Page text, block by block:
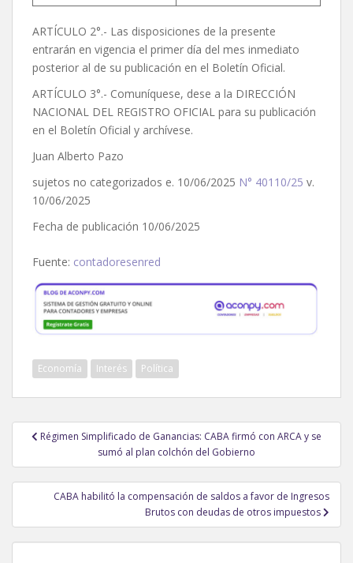
ARTÍCULO 2°.- Las disposiciones de la presente
entrarán en vigencia el primer día del mes inmediato
posterior al de su publicación en el Boletín Oficial.
ARTÍCULO 3°.- Comuníquese, dese a la DIRECCIÓN
NACIONAL DEL REGISTRO OFICIAL para su publicación
en el Boletín Oficial y archívese.
Juan Alberto Pazo
sujetos no categorizados e. 10/06/2025 N° 40110/25 v.
10/06/2025
Fecha de publicación 10/06/2025
Fuente: contadoresenred
Economía Interés Política
Navegación
entradas
Régimen Simplificado de Ganancias: CABA firmó con ARCA y se
sumó al plan colchón del Gobierno
CABA habilitó la compensación de saldos a favor de Ingresos
Brutos con deudas de otros impuestos